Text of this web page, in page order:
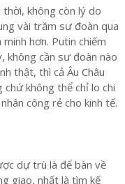
không còn lý do
vài trăm sư đoàn qua
hơn. Putin chiếm
không cần sư đoàn nào
thật, thì cả Âu Châu
không thể chỉ lo chi
công rẻ cho kinh tế.
dự trù là để bàn về
giao, nhất là tìm kế